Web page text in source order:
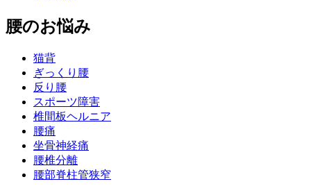
腰のお悩み
猫背
ぎっくり腰
反り腰
スポーツ障害
椎間板ヘルニア
腰痛
坐骨神経痛
腰椎分離
腰部脊柱管狭窄